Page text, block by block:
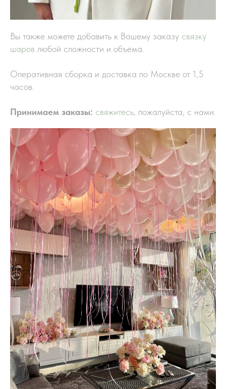
Вы также можете добавить к Вашему заказу связку
шаров любой сложности и объема.
Оперативная сборка и доставка по Москве от 1,5
часов.
Принимаем заказы: свяжитесь , пожалуйста, с нами.